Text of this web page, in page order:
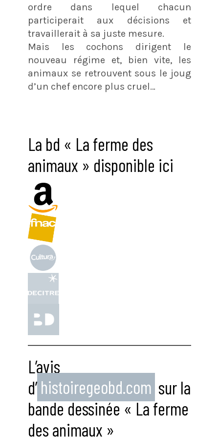
ordre dans lequel chacun
participerait aux décisions et
travaillerait à sa juste mesure.
Mais les cochons dirigent le
nouveau régime et, bien vite, les
animaux se retrouvent sous le joug
d’un chef encore plus cruel…
La bd « La ferme des
animaux » disponible ici
L’avis
d’ histoiregeobd.com sur la
bande dessinée « La ferme
des animaux »